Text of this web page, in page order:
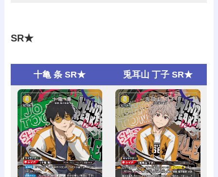
SR★
十亀 条 SR★ 兎耳山 丁子 SR★